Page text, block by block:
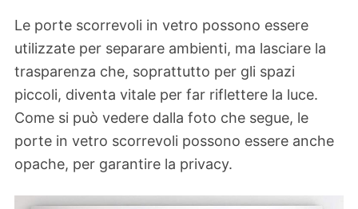
Le porte scorrevoli in vetro possono essere
utilizzate per separare ambienti, ma lasciare la
trasparenza che, soprattutto per gli spazi
piccoli, diventa vitale per far riflettere la luce.
Come si può vedere dalla foto che segue, le
porte in vetro scorrevoli possono essere anche
opache, per garantire la privacy.